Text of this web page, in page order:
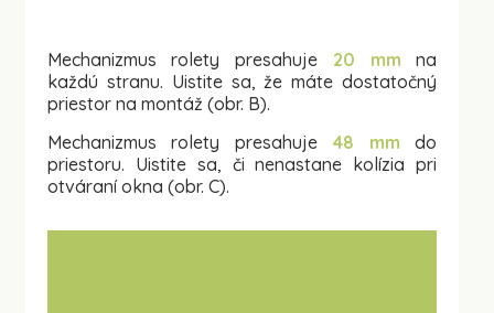
Mechanizmus rolety presahuje 20 mmna
každú stranu. Uistite sa, že máte dostatočný
priestor na montáž (obr. B).
Mechanizmus rolety presahuje 48 mmdo
priestoru. Uistite sa, či nenastane kolízia pri
otváraní okna (obr. C).